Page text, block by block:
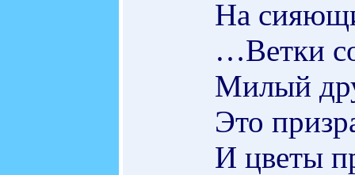
На
…Ветки
Милый
Это
И цветы